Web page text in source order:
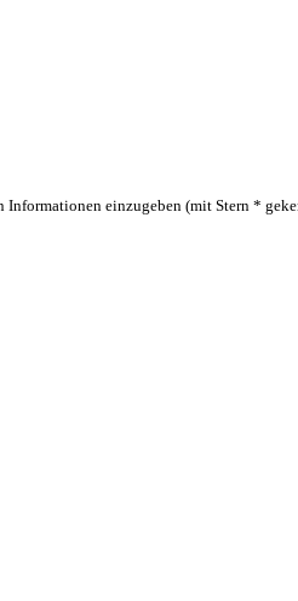
Informationen einzugeben (mit Stern *